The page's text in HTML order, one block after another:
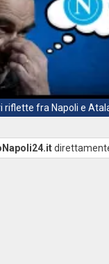
riflette fra Napoli e